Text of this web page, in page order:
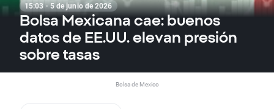
15:03 · 5 de junio de 2026
Bolsa Mexicana cae: buenos
datos de EE.UU. elevan presión
sobre tasas
Bolsa de Mexico